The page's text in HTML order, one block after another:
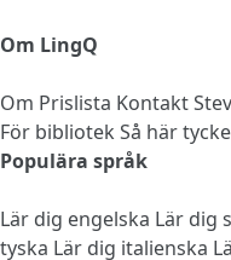
Om LingQ
Om Prislista Kontakt
För bibliotek Så här
Populära språk
Lär dig engelska Lär dig
tyska Lär dig italienska